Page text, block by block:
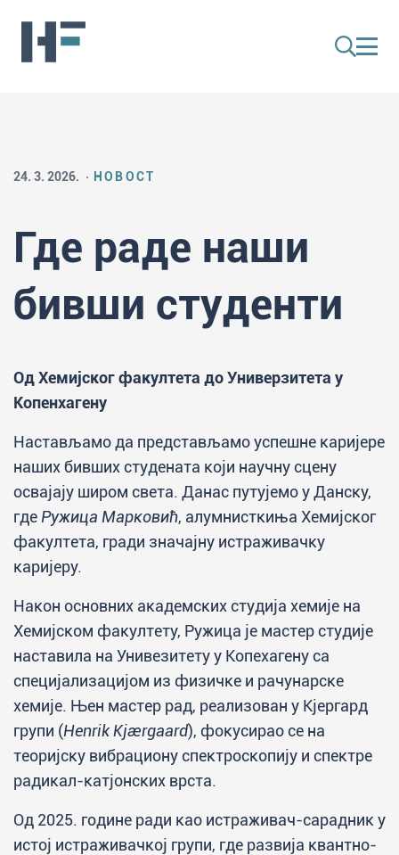
24. 3. 2026. НОВОСТ
Где раде наши
бивши студенти
Од Хемијског факултета до Универзитета у
Копенхагену
Настављамо да представљамо успешне каријере
наших бивших студената који научну сцену
освајају широм света. Данас путујемо у Данску,
где Ружица Марковић, алумнисткиња Хемијског
факултета, гради значајну истраживачку
каријеру.
Након основних академских студија хемије на
Хемијском факултету, Ружица је мастер студије
наставила на Унивезитету у Копехагену са
специјализацијом из физичке и рачунарске
хемије. Њен мастер рад, реализован у Кјергард
групи (Henrik Kjærgaard), фокусирао се на
теоријску вибрациону спектроскопију и спектре
радикал-катјонских врста.
Од 2025. године ради као истраживач-сарадник у
истој истраживачкој групи, где развија квантно-